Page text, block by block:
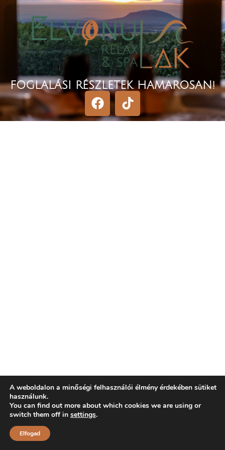
FOGLALÁSI RÉSZLETEK HAMAROSAN!
A weboldalon a minőségi felhasználói élmény érdekében sütiket
használunk.
You can find out more about which cookies we are using or
switch them off in settings.
Elfogad